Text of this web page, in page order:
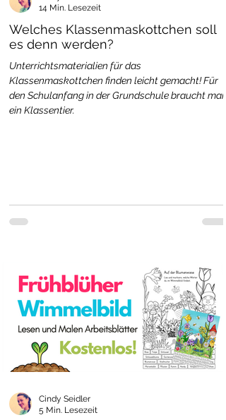
Welches Klassenmaskottchen soll
es denn werden?
Unterrichtsmaterialien für das
Klassenmaskottchen finden leicht gemacht! Für
den Schulanfang in der Grundschule braucht man
ein Klassentier.
14 Min. Lesezeit
Cindy Seidler
5 Min. Lesezeit